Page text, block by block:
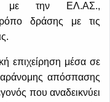
με την ΕΛ.ΑΣ.,
δράσης με τις
επιχείρηση μέσα σε
απόσπασης
που αναδεικνύει